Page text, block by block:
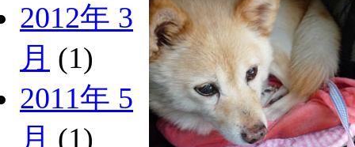
2012年 3
月 (1)
2011年 5
月 (1)